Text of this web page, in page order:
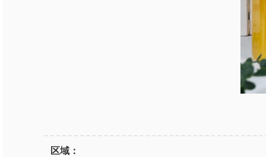
区域：